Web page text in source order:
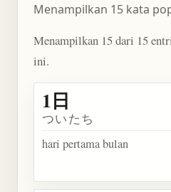
Menampilkan 15 kata
Menampilkan 15 dari 15
ini.
1日
ついたち
hari pertama bulan